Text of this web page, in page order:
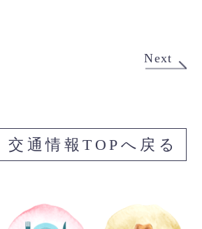
Next
交通情報TOPへ戻る